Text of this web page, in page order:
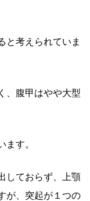
と考えられていま
、腹甲はやや大型
ます。
しておらず、上顎
が、突起が１つの